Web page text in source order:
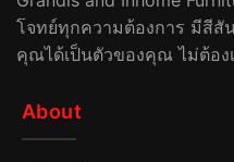
โจทย์ทุกความต้องการ มีสีสั
คุณได้เป็นตัวของคุณ ไม่ต้อง
About